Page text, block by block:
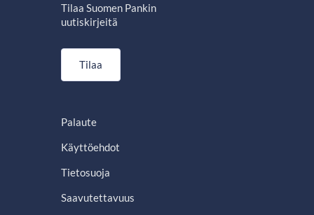
Tilaa Suomen Pankin
uutiskirjeitä
Tilaa
Palaute
Käyttöehdot
Tietosuoja
Saavutettavuus